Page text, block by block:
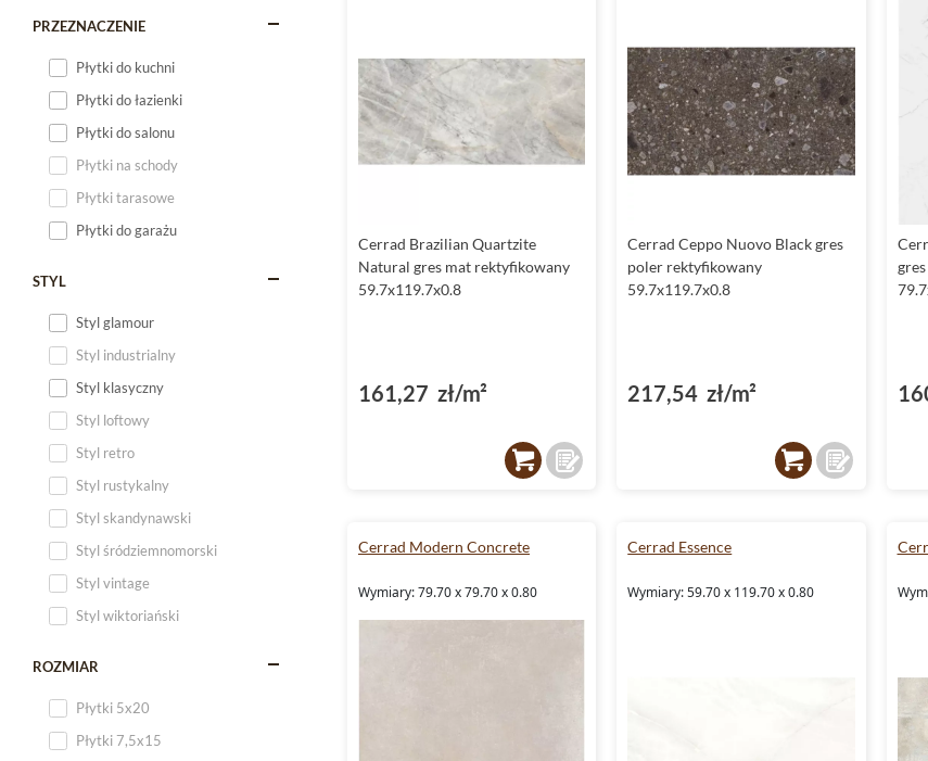
PRZEZNACZENIE
Płytki do kuchni
Płytki do łazienki
Płytki do salonu
Płytki na schody
Płytki tarasowe
Płytki do garażu
STYL
Styl glamour
Styl industrialny
Styl klasyczny
Styl loftowy
Styl retro
Styl rustykalny
Styl skandynawski
Styl śródziemnomorski
Styl vintage
Styl wiktoriański
ROZMIAR
Płytki 5x20
Płytki 7,5x15
Cerrad Brazilian Quartzite
Natural gres mat rektyfikowany
59.7x119.7x0.8
161,27 zł/m²
Cerrad Ceppo Nuovo Black gres
poler rektyfikowany
59.7x119.7x0.8
217,54 zł/m²
Cerrad Modern Concrete
Wymiary: 79.70 x 79.70 x 0.80
Cerrad Essence
Wymiary: 59.70 x 119.70 x 0.80